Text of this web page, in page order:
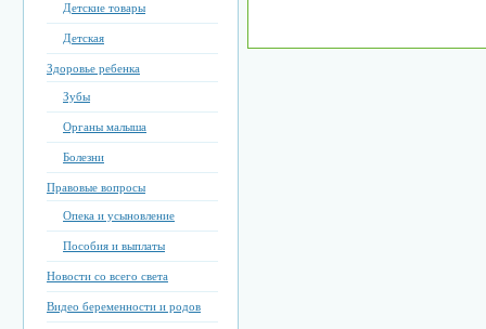
Детские товары
Детская
Здоровье ребенка
Зубы
Органы малыша
Болезни
Правовые вопросы
Опека и усыновление
Пособия и выплаты
Новости со всего света
Видео беременности и родов